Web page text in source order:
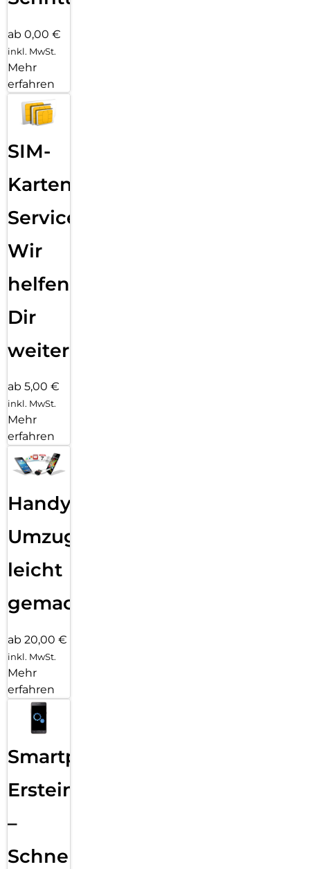
ab 0,00 €
inkl. MwSt.
Mehr
erfahren
SIM-
Karten
Service:
Wir
helfen
Dir
weiter
ab 5,00 €
inkl. MwSt.
Mehr
erfahren
Handy
Umzug
leicht
gemacht!
ab 20,00 €
inkl. MwSt.
Mehr
erfahren
Smartphone
Ersteinrichtung
–
Schnelle